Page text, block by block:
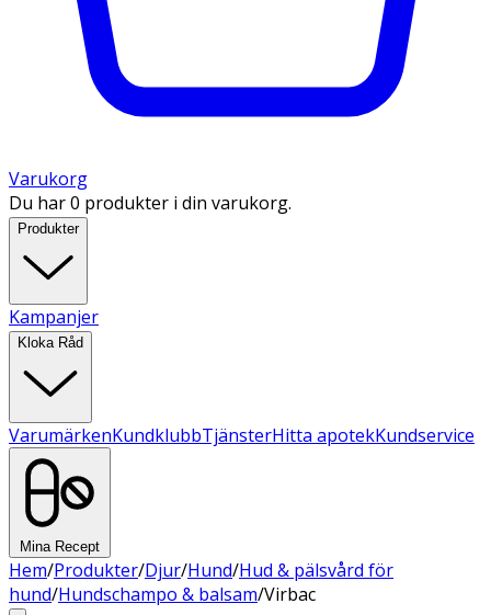
Varukorg
Du har 0 produkter i din varukorg.
Produkter
Kampanjer
Kloka Råd
VarumärkenKundklubbTjänsterHitta apotekKundservice
Mina Recept
Hem/Produkter/Djur/Hund/Hud & pälsvård för
hund/Hundschampo & balsam/Virbac